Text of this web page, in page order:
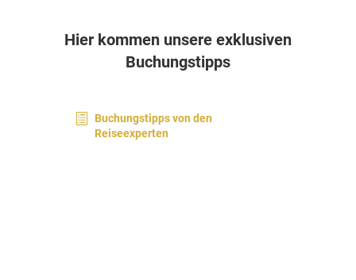
Hier kommen unsere exklusiven
Buchungstipps
Buchungstipps von den
Reiseexperten